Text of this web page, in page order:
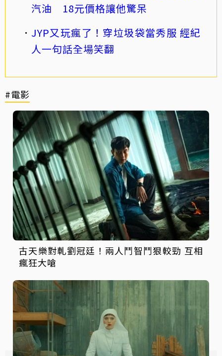
汽油 18元價格讓他驚呆
JYP又玩瘋了！穿垃圾袋當秀服 經紀
人一句話全場笑翻
#電影
古天樂對軋劉冠廷！兩人鬥智鬥狠較勁 互相
瘋狂大嗆